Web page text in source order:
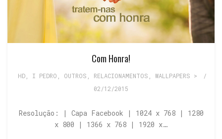
Com Honra!
HD I PEDRO OUTROS RELACIONAMENTOS WALLPAPERS >
/
02/12/2015
Resolução: | Capa Facebook | 1024 x 768 | 1280
x 800 | 1366 x 768 | 1920 x…